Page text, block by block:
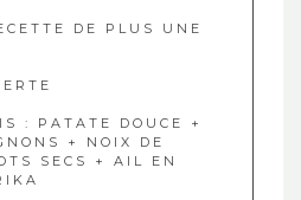
DE PLUS UNE
: PATATE DOUCE +
+ NOIX DE
SECS + AIL EN